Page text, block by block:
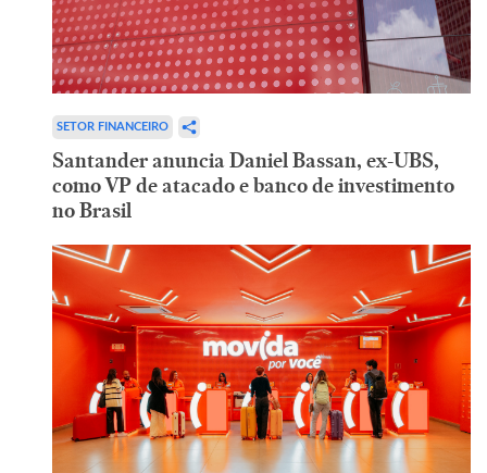
SETOR FINANCEIRO
Santander anuncia Daniel Bassan, ex-UBS,
como VP de atacado e banco de investimento
no Brasil